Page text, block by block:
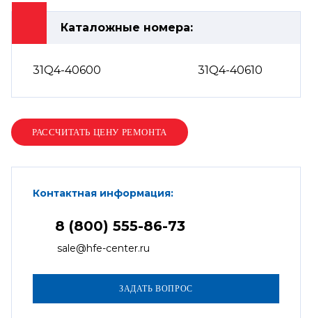
Каталожные номера:
31Q4-40600 31Q4-40610
Контактная информация:
8 (800) 555-86-73
sale@hfe-center.ru